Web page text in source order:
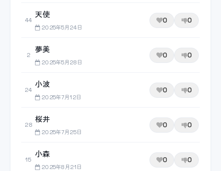
44
天使
2025年5月24日
0 0
2
夢美
2025年5月28日
0 0
24
小波
2025年7月12日
0 0
28
桜井
2025年7月25日
0 0
15
小森
2025年8月21日
0 0